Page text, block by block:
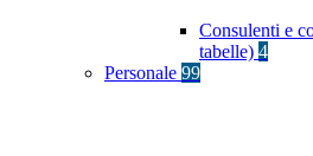
Consulenti e
tabelle) 4
Personale 99